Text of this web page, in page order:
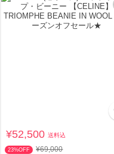
¥52,500送料込
23%OFF ¥69,000